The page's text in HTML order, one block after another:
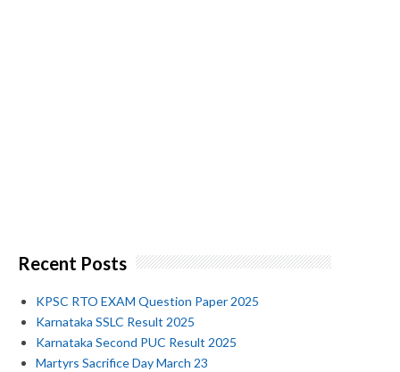
Recent Posts
KPSC RTO EXAM Question Paper 2025
Karnataka SSLC Result 2025
Karnataka Second PUC Result 2025
Martyrs Sacrifice Day March 23